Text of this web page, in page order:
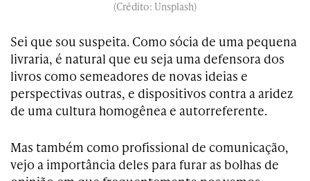
(Crédito: Unsplash)
Sei que sou suspeita. Como sócia de uma pequena
livraria, é natural que eu seja uma defensora dos
livros como semeadores de novas ideias e
perspectivas outras, e dispositivos contra a aridez
de uma cultura homogênea e autorreferente.
Mas também como profissional de comunicação,
vejo a importância deles para furar as bolhas de